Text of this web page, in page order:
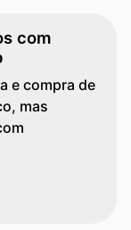
com
e compra de
mas